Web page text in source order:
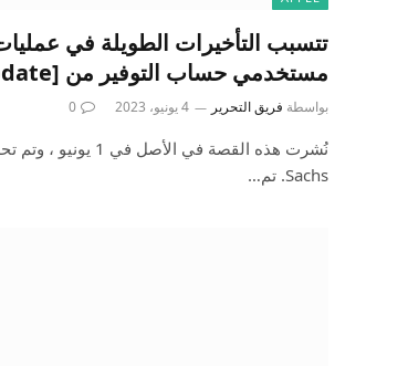
تتسبب التأخيرات الطويلة في
مستخدمي حساب التوفير من Apple [Update]
بواسطة فريق التحرير 4 يونيو، 2023 0
Sachs. تم…